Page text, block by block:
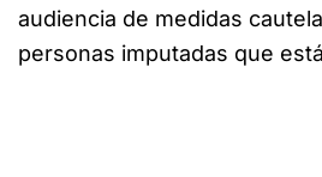
audiencia de medidas
personas imputadas que